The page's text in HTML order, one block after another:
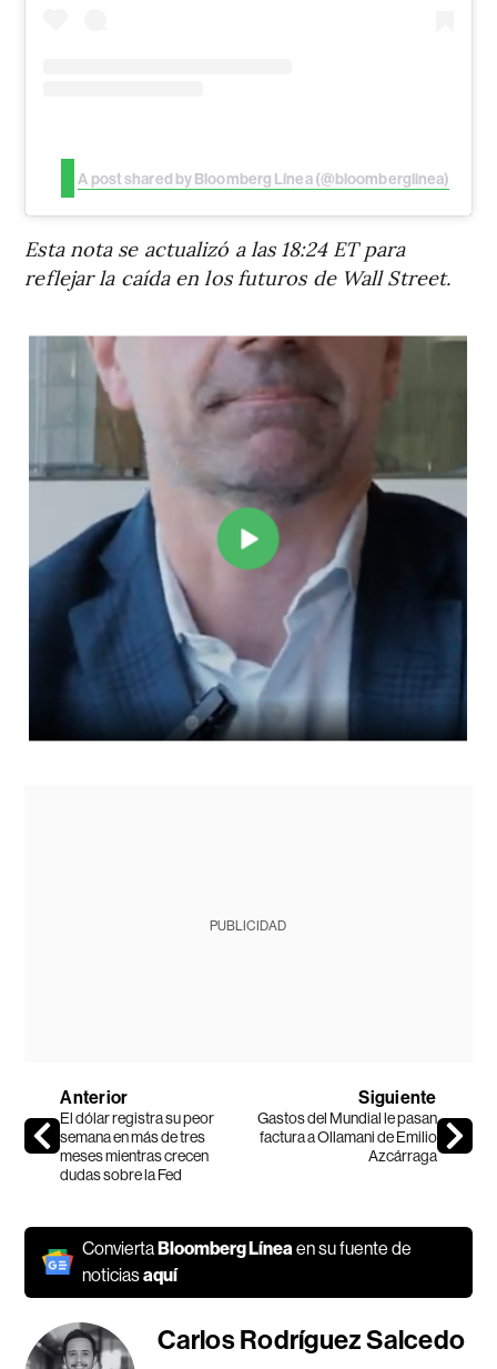
A post shared by Bloomberg Línea (@bloomberglinea)
Esta nota se actualizó a las 18:24 ET para
reflejar la caída en los futuros de Wall Street.
PUBLICIDAD
Anterior
El dólar registra su peor
semana en más de tres
meses mientras crecen
dudas sobre la Fed
Siguiente
Gastos del Mundial le pasan
factura a Ollamani de Emilio
Azcárraga
ConviertaBloomberg Línea en su fuente de
noticiasaquí
Carlos Rodríguez Salcedo